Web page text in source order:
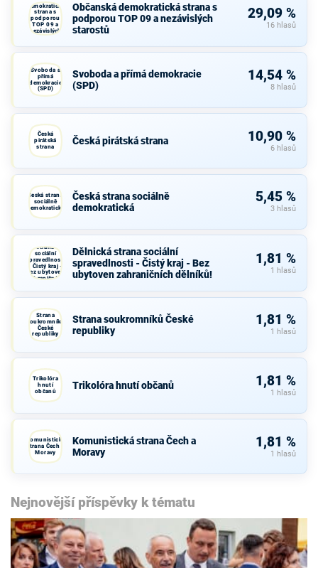
demokratická
strana s
podporou
TOP 09 a
nezávislých
starostů
Občanská demokratická strana s
podporou TOP 09 a nezávislých
starostů
29,09 %
16 hlasů
Svoboda a
přímá
demokracie
(SPD)
Svoboda a přímá demokracie
(SPD)
14,54 %
8 hlasů
Česká
pirátská
strana
Česká pirátská strana 10,90 %
6 hlasů
Česká strana
sociálně
demokratická
Česká strana sociálně
demokratická
5,45 %
3 hlasů
strana
sociální
spravedlnosti
- Čistý kraj -
Bez ubytoven
zahraničních
Dělnická strana sociální
spravedlnosti - Čistý kraj - Bez
ubytoven zahraničních dělníků!
1,81 %
1 hlasů
Strana
soukromníků
České
republiky
Strana soukromníků České
republiky
1,81 %
1 hlasů
Trikolóra
hnutí
občanů
Trikolóra hnutí občanů 1,81 %
1 hlasů
Komunistická
strana Čech a
Moravy
Komunistická strana Čech a
Moravy
1,81 %
1 hlasů
Nejnovější příspěvky k tématu